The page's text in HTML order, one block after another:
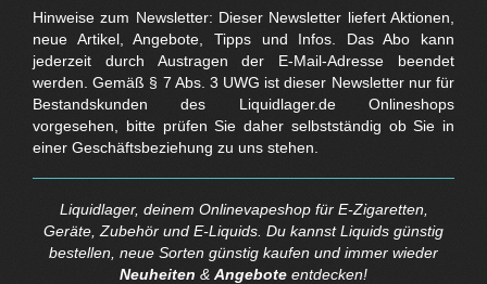
Hinweise zum Newsletter: Dieser Newsletter liefert Aktionen,
neue Artikel, Angebote, Tipps und Infos. Das Abo kann
jederzeit durch Austragen der E-Mail-Adresse beendet
werden. Gemäß § 7 Abs. 3 UWG ist dieser Newsletter nur für
Bestandskunden des Liquidlager.de Onlineshops
vorgesehen, bitte prüfen Sie daher selbstständig ob Sie in
einer Geschäftsbeziehung zu uns stehen.
Liquidlager, deinem Onlinevapeshop für E-Zigaretten,
Geräte, Zubehör und E-Liquids. Du kannst Liquids günstig
bestellen, neue Sorten günstig kaufen und immer wieder
Neuheiten & Angebote entdecken!